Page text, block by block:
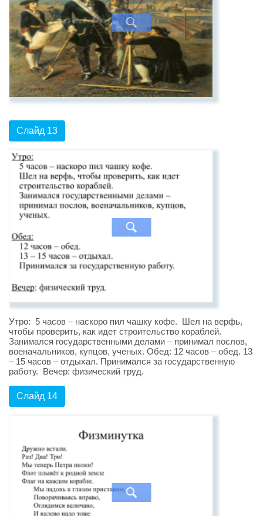
Слайд 13
Утро: 5 часов – наскоро пил чашку кофе. Шел на верфь,
чтобы проверить, как идет строительство кораблей.
Занимался государственными делами – принимал послов,
военачальников, купцов, ученых. Обед: 12 часов – обед. 13
– 15 часов – отдыхал. Принимался за государственную
работу. Вечер: физический труд.
Слайд 14